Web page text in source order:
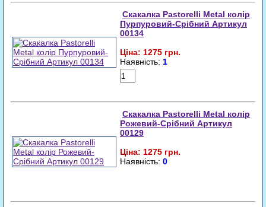
Скакалка Pastorelli Metal колір
Пурпуровий-Срібний Артикул
00134
Ціна: 1275 грн.
Наявність: 1
Скакалка Pastorelli Metal колір
Рожевий-Срібний Артикул
00129
Ціна: 1275 грн.
Наявність: 0